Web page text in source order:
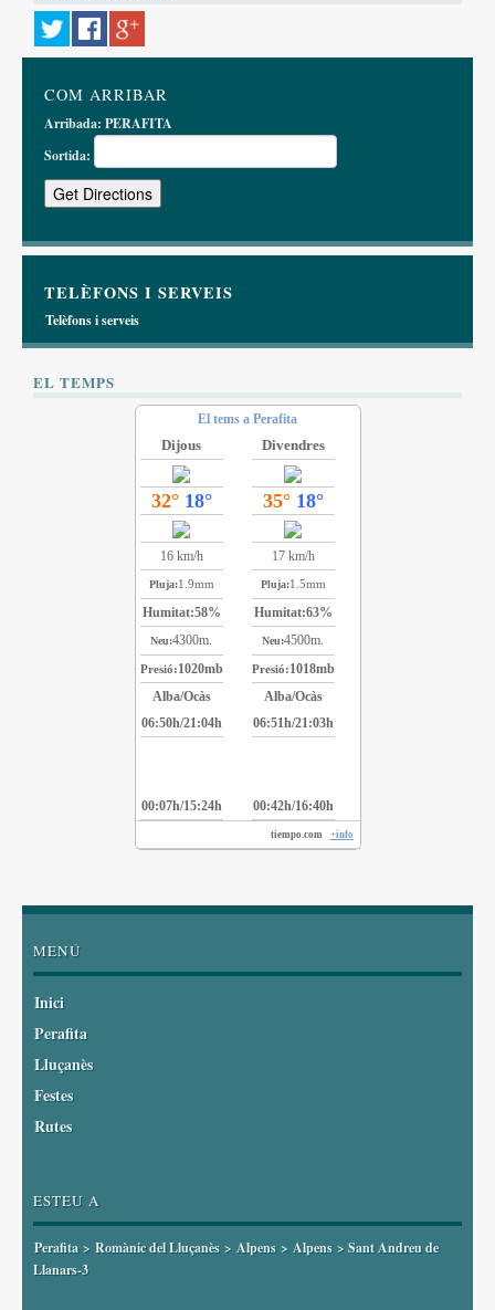
COM ARRIBAR
Arribada: PERAFITA
Sortida:
TELÈFONS I SERVEIS
Telèfons i serveis
EL TEMPS
El tems a Perafita
Dijous
32° 18°
16 km/h
Pluja:1.9mm
Humitat:58%
Neu:4300m.
Presió:1020mb
Alba/Ocàs
06:50h/21:04h
00:07h/15:24h
Divendres
35° 18°
17 km/h
Pluja:1.5mm
Humitat:63%
Neu:4500m.
Presió:1018mb
Alba/Ocàs
06:51h/21:03h
00:42h/16:40h
tiempo.com +info
MENÚ
Inici
Perafita
Lluçanès
Festes
Rutes
ESTEU A
Perafita > Romànic del Lluçanès > Alpens > Alpens > Sant Andreu de
Llanars-3